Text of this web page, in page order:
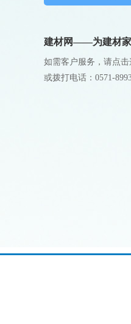
建材网——为建材家
如需客户服务，请点击
或拨打电话：0571-